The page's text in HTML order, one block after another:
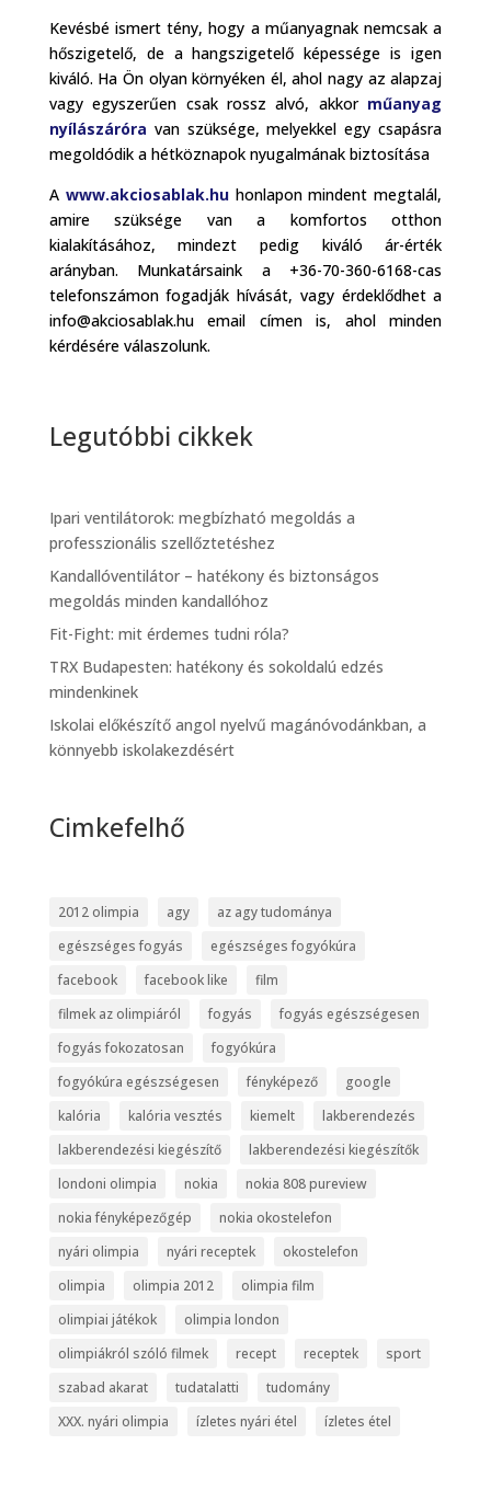
Kevésbé ismert tény, hogy a műanyagnak nemcsak a
hőszigetelő, de a hangszigetelő képessége is igen
kiváló. Ha Ön olyan környéken él, ahol nagy az alapzaj
vagy egyszerűen csak rossz alvó, akkor műanyag
nyílászáróra van szüksége, melyekkel egy csapásra
megoldódik a hétköznapok nyugalmának biztosítása
A www.akciosablak.huhonlapon mindent megtalál,
amire szüksége van a komfortos otthon
kialakításához, mindezt pedig kiváló ár-érték
arányban. Munkatársaink a +36-70-360-6168-cas
telefonszámon fogadják hívását, vagy érdeklődhet a
info@akciosablak.hu email címen is, ahol minden
kérdésére válaszolunk.
Legutóbbi cikkek
Ipari ventilátorok: megbízható megoldás a
professzionális szellőztetéshez
Kandallóventilátor – hatékony és biztonságos
megoldás minden kandallóhoz
Fit-Fight: mit érdemes tudni róla?
TRX Budapesten: hatékony és sokoldalú edzés
mindenkinek
Iskolai előkészítő angol nyelvű magánóvodánkban, a
könnyebb iskolakezdésért
Cimkefelhő
2012 olimpia agy
az agy tudománya
egészséges fogyás
egészséges fogyókúra
facebook
facebook like
film
filmek az olimpiáról
fogyás
fogyás egészségesen
fogyás fokozatosan
fogyókúra
fogyókúra egészségesen
fényképező
google
kalória
kalória vesztés kiemelt
lakberendezés
lakberendezési kiegészítő
lakberendezési kiegészítők
londoni olimpia
nokia
nokia 808 pureview
nokia fényképezőgép
nokia okostelefon
nyári olimpia
nyári receptek
okostelefon
olimpia
olimpia 2012
olimpia film
olimpiai játékok
olimpia london
olimpiákról szóló filmek
recept receptek
sport
szabad akarat
tudatalatti
tudomány
XXX. nyári olimpia
ízletes nyári étel ízletes étel